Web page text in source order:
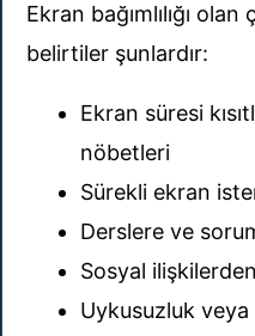
Ekran bağımlılığı
belirtiler şunlardır:
Ekran süresi
nöbetleri
Sürekli ekran
Derslere ve
Sosyal
Uykusuzluk